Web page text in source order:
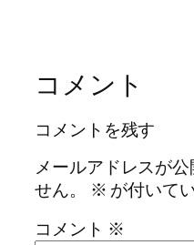
コメント
コメントを残す
メールアドレスが
せん。
※ が付いて
コメント ※